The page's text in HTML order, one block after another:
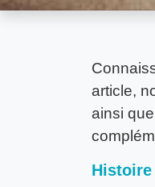
article,
ainsi